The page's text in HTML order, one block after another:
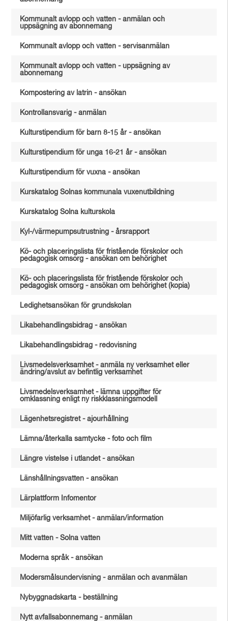
Kommunalt avlopp och vatten - anmälan och
uppsägning av abonnemang
Kommunalt avlopp och vatten - servisanmälan
Kommunalt avlopp och vatten - uppsägning av
abonnemang
Kompostering av latrin - ansökan
Kontrollansvarig - anmälan
Kulturstipendium för barn 8-15 år - ansökan
Kulturstipendium för unga 16-21 år - ansökan
Kulturstipendium för vuxna - ansökan
Kurskatalog Solnas kommunala vuxenutbildning
Kurskatalog Solna kulturskola
Kyl-/värmepumpsutrustning - årsrapport
Kö- och placeringslista för fristående förskolor och
pedagogisk omsorg - ansökan om behörighet
Kö- och placeringslista för fristående förskolor och
pedagogisk omsorg - ansökan om behörighet (kopia)
Ledighetsansökan för grundskolan
Likabehandlingsbidrag - ansökan
Likabehandlingsbidrag - redovisning
Livsmedelsverksamhet - anmäla ny verksamhet eller
ändring/avslut av befintlig verksamhet
Livsmedelsverksamhet - lämna uppgifter för
omklassning enligt ny riskklassningsmodell
Lägenhetsregistret - ajourhållning
Lämna/återkalla samtycke - foto och film
Längre vistelse i utlandet - ansökan
Länshållningsvatten - ansökan
Lärplattform Infomentor
Miljöfarlig verksamhet - anmälan/information
Mitt vatten - Solna vatten
Moderna språk - ansökan
Modersmålsundervisning - anmälan och avanmälan
Nybyggnadskarta - beställning
Nytt avfallsabonnemang - anmälan